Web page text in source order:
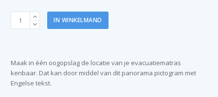
CAPEPLUS
(
English
)
IN WINKELMAND
Maak in één oogopslag de locatie van je evacuatiematras
kenbaar. Dat kan door middel van dit panorama pictogram met
Engelse tekst.